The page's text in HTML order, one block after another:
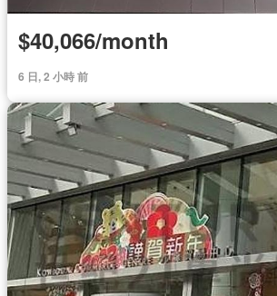
$40,066/month
6 日, 2 小時 前